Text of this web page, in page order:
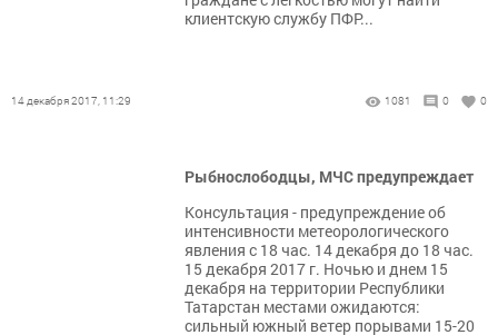
клиентскую службу ПФР...
14 декабря 2017, 11:29 1081 0 0
Рыбнослободцы, МЧС предупреждает
Консультация - предупреждение об
интенсивности метеорологического
явления с 18 час. 14 декабря до 18 час.
15 декабря 2017 г. Ночью и днем 15
декабря на территории Республики
Татарстан местами ожидаются:
сильный южный ветер порывами 15-20